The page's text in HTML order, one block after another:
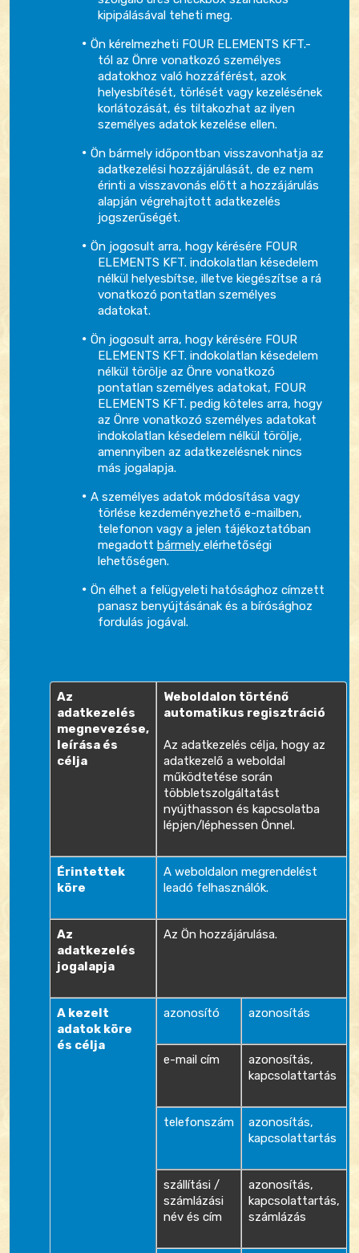
kipipálásával teheti meg.
Ön kérelmezheti FOUR ELEMENTS KFT.-
tól az Önre vonatkozó személyes
adatokhoz való hozzáférést, azok
helyesbítését, törlését vagy kezelésének
korlátozását, és tiltakozhat az ilyen
személyes adatok kezelése ellen.
Ön bármely időpontban visszavonhatja az
adatkezelési hozzájárulását, de ez nem
érinti a visszavonás előtt a hozzájárulás
alapján végrehajtott adatkezelés
jogszerűségét.
Ön jogosult arra, hogy kérésére FOUR
ELEMENTS KFT. indokolatlan késedelem
nélkül helyesbítse, illetve kiegészítse a rá
vonatkozó pontatlan személyes
adatokat.
Ön jogosult arra, hogy kérésére FOUR
ELEMENTS KFT. indokolatlan késedelem
nélkül törölje az Önre vonatkozó
pontatlan személyes adatokat, FOUR
ELEMENTS KFT. pedig köteles arra, hogy
az Önre vonatkozó személyes adatokat
indokolatlan késedelem nélkül törölje,
amennyiben az adatkezelésnek nincs
más jogalapja.
A személyes adatok módosítása vagy
törlése kezdeményezhető e-mailben,
telefonon vagy a jelen tájékoztatóban
megadott bármely elérhetőségi
lehetőségen.
Ön élhet a felügyeleti hatósághoz címzett
panasz benyújtásának és a bírósághoz
fordulás jogával.
Az
adatkezelés
megnevezése,
leírása és
célja
Weboldalon történő
automatikus regisztráció
Az adatkezelés célja, hogy az
adatkezelő a weboldal
működtetése során
többletszolgáltatást
nyújthasson és kapcsolatba
lépjen/léphessen Önnel.
Érintettek
köre
A weboldalon megrendelést
leadó felhasználók.
Az
adatkezelés
jogalapja
Az Ön hozzájárulása.
A kezelt
adatok köre
és célja
azonosító azonosítás
e-mail cím
azonosítás,
kapcsolattartás
telefonszám
azonosítás,
kapcsolattartás
szállítási /
számlázási
név és cím
azonosítás,
kapcsolattartás,
számlázás